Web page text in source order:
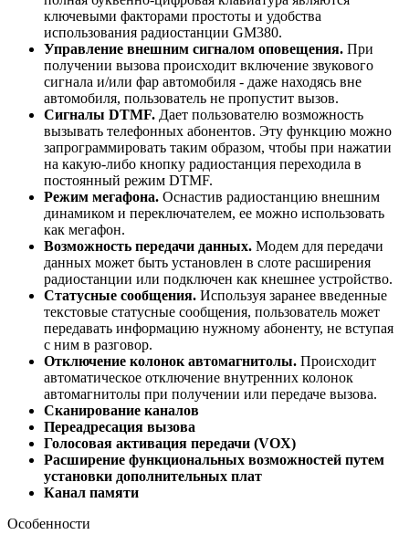
ключевыми факторами простоты и удобства
использования радиостанции GM380.
Управление внешним сигналом оповещения. При
получении вызова происходит включение звукового
сигнала и/или фар автомобиля - даже находясь вне
автомобиля, пользователь не пропустит вызов.
Сигналы DTMF. Дает пользователю возможность
вызывать телефонных абонентов. Эту функцию можно
запрограммировать таким образом, чтобы при нажатии
на какую-либо кнопку радиостанция переходила в
постоянный режим DTMF.
Режим мегафона. Оснастив радиостанцию внешним
динамиком и переключателем, ее можно использовать
как мегафон.
Возможность передачи данных. Модем для передачи
данных может быть установлен в слоте расширения
радиостанции или подключен как кнешнее устройство.
Статусные сообщения. Используя заранее введенные
текстовые статусные сообщения, пользователь может
передавать информацию нужному абоненту, не вступая
с ним в разговор.
Отключение колонок автомагнитолы. Происходит
автоматическое отключение внутренних колонок
автомагнитолы при получении или передаче вызова.
Сканирование каналов
Переадресация вызова
Голосовая активация передачи (VOX)
Расширение функциональных возможностей путем
установки дополнительных плат
Канал памяти
Особенности